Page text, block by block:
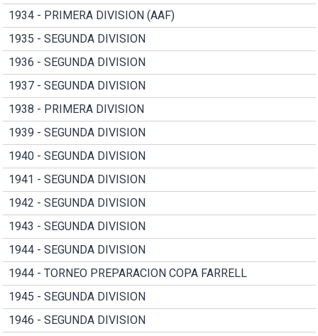
1934 - PRIMERA DIVISION (AAF)
1935 - SEGUNDA DIVISION
1936 - SEGUNDA DIVISION
1937 - SEGUNDA DIVISION
1938 - PRIMERA DIVISION
1939 - SEGUNDA DIVISION
1940 - SEGUNDA DIVISION
1941 - SEGUNDA DIVISION
1942 - SEGUNDA DIVISION
1943 - SEGUNDA DIVISION
1944 - SEGUNDA DIVISION
1944 - TORNEO PREPARACION COPA FARRELL
1945 - SEGUNDA DIVISION
1946 - SEGUNDA DIVISION